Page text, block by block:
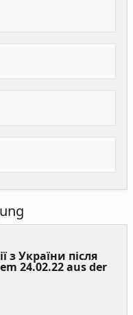
з України після
24.02.22 aus der